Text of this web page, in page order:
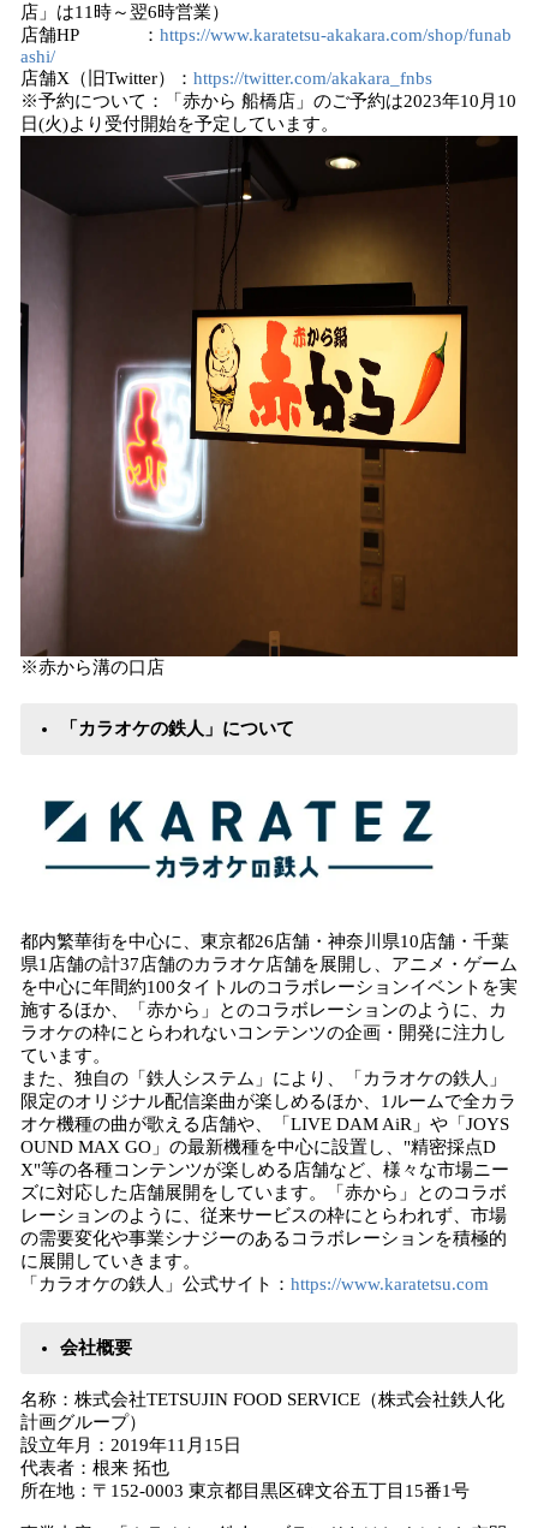
店」は11時～翌6時営業）
店舗HP ： https://www.karatetsu-akakara.com/shop/funab
ashi/
店舗X（旧Twitter）： https://twitter.com/akakara_fnbs
※予約について：「赤から 船橋店」のご予約は2023年10月10
日(火)より受付開始を予定しています。
※赤から溝の口店
「カラオケの鉄人」について
都内繁華街を中心に、東京都26店舗・神奈川県10店舗・千葉
県1店舗の計37店舗のカラオケ店舗を展開し、アニメ・ゲーム
を中心に年間約100タイトルのコラボレーションイベントを実
施するほか、「赤から」とのコラボレーションのように、カ
ラオケの枠にとらわれないコンテンツの企画・開発に注力し
ています。
また、独自の「鉄人システム」により、「カラオケの鉄人」
限定のオリジナル配信楽曲が楽しめるほか、1ルームで全カラ
オケ機種の曲が歌える店舗や、「LIVE DAM AiR」や「JOYS
OUND MAX GO」の最新機種を中心に設置し、"精密採点D
X"等の各種コンテンツが楽しめる店舗など、様々な市場ニー
ズに対応した店舗展開をしています。「赤から」とのコラボ
レーションのように、従来サービスの枠にとらわれず、市場
の需要変化や事業シナジーのあるコラボレーションを積極的
に展開していきます。
「カラオケの鉄人」公式サイト： https://www.karatetsu.com
会社概要
名称：株式会社TETSUJIN FOOD SERVICE（株式会社鉄人化
計画グループ）
設立年月：2019年11月15日
代表者：根来 拓也
所在地：〒152-0003 東京都目黒区碑文谷五丁目15番1号